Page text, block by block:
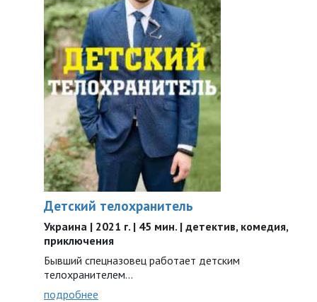
Детский телохранитель
Украина | 2021 г. | 45 мин. | детектив, комедия,
приключения
Бывший спецназовец работает детским
телохранителем…
подробнее